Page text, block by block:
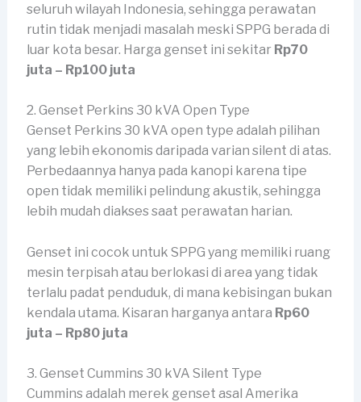
seluruh wilayah Indonesia, sehingga perawatan
rutin tidak menjadi masalah meski SPPG berada di
luar kota besar. Harga genset ini sekitar Rp70
juta – Rp100 juta
2. Genset Perkins 30 kVA Open Type
Genset Perkins 30 kVA open type adalah pilihan
yang lebih ekonomis daripada varian silent di atas.
Perbedaannya hanya pada kanopi karena tipe
open tidak memiliki pelindung akustik, sehingga
lebih mudah diakses saat perawatan harian.
Genset ini cocok untuk SPPG yang memiliki ruang
mesin terpisah atau berlokasi di area yang tidak
terlalu padat penduduk, di mana kebisingan bukan
kendala utama. Kisaran harganya antara Rp60
juta – Rp80 juta
3. Genset Cummins 30 kVA Silent Type
Cummins adalah merek genset asal Amerika